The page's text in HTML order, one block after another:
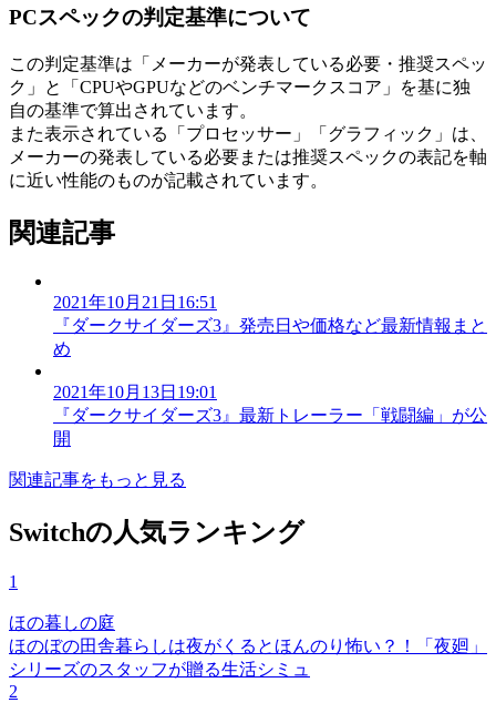
PCスペックの判定基準について
この判定基準は「メーカーが発表している必要・推奨スペッ
ク」と「CPUやGPUなどのベンチマークスコア」を基に独
自の基準で算出されています。
また表示されている「プロセッサー」「グラフィック」は、
メーカーの発表している必要または推奨スペックの表記を軸
に近い性能のものが記載されています。
関連記事
2021年10月21日16:51
『ダークサイダーズ3』発売日や価格など最新情報まと
め
2021年10月13日19:01
『ダークサイダーズ3』最新トレーラー「戦闘編」が公
開
関連記事をもっと見る
Switchの人気ランキング
1
ほの暮しの庭
ほのぼの田舎暮らしは夜がくるとほんのり怖い？！「夜廻」
シリーズのスタッフが贈る生活シミュ
2